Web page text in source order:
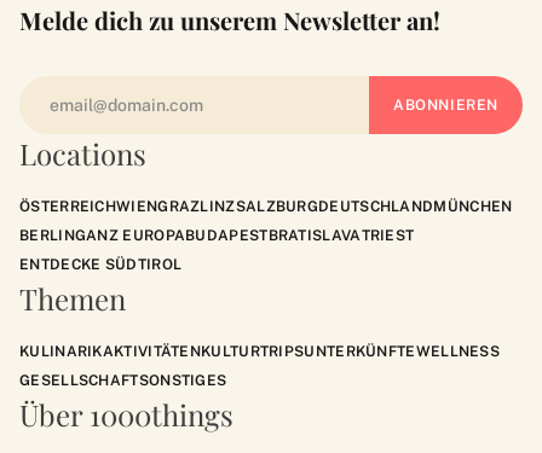
Locations
ÖSTERREICHWIENGRAZLINZSALZBURGDEUTSCHLANDMÜNCHEN
BERLINGANZ EUROPABUDAPESTBRATISLAVATRIEST
ENTDECKE SÜDTIROL
Themen
KULINARIKAKTIVITÄTENKULTURTRIPSUNTERKÜNFTEWELLNESS
GESELLSCHAFTSONSTIGES
Über 1000things
Melde dich zu unserem Newsletter an!